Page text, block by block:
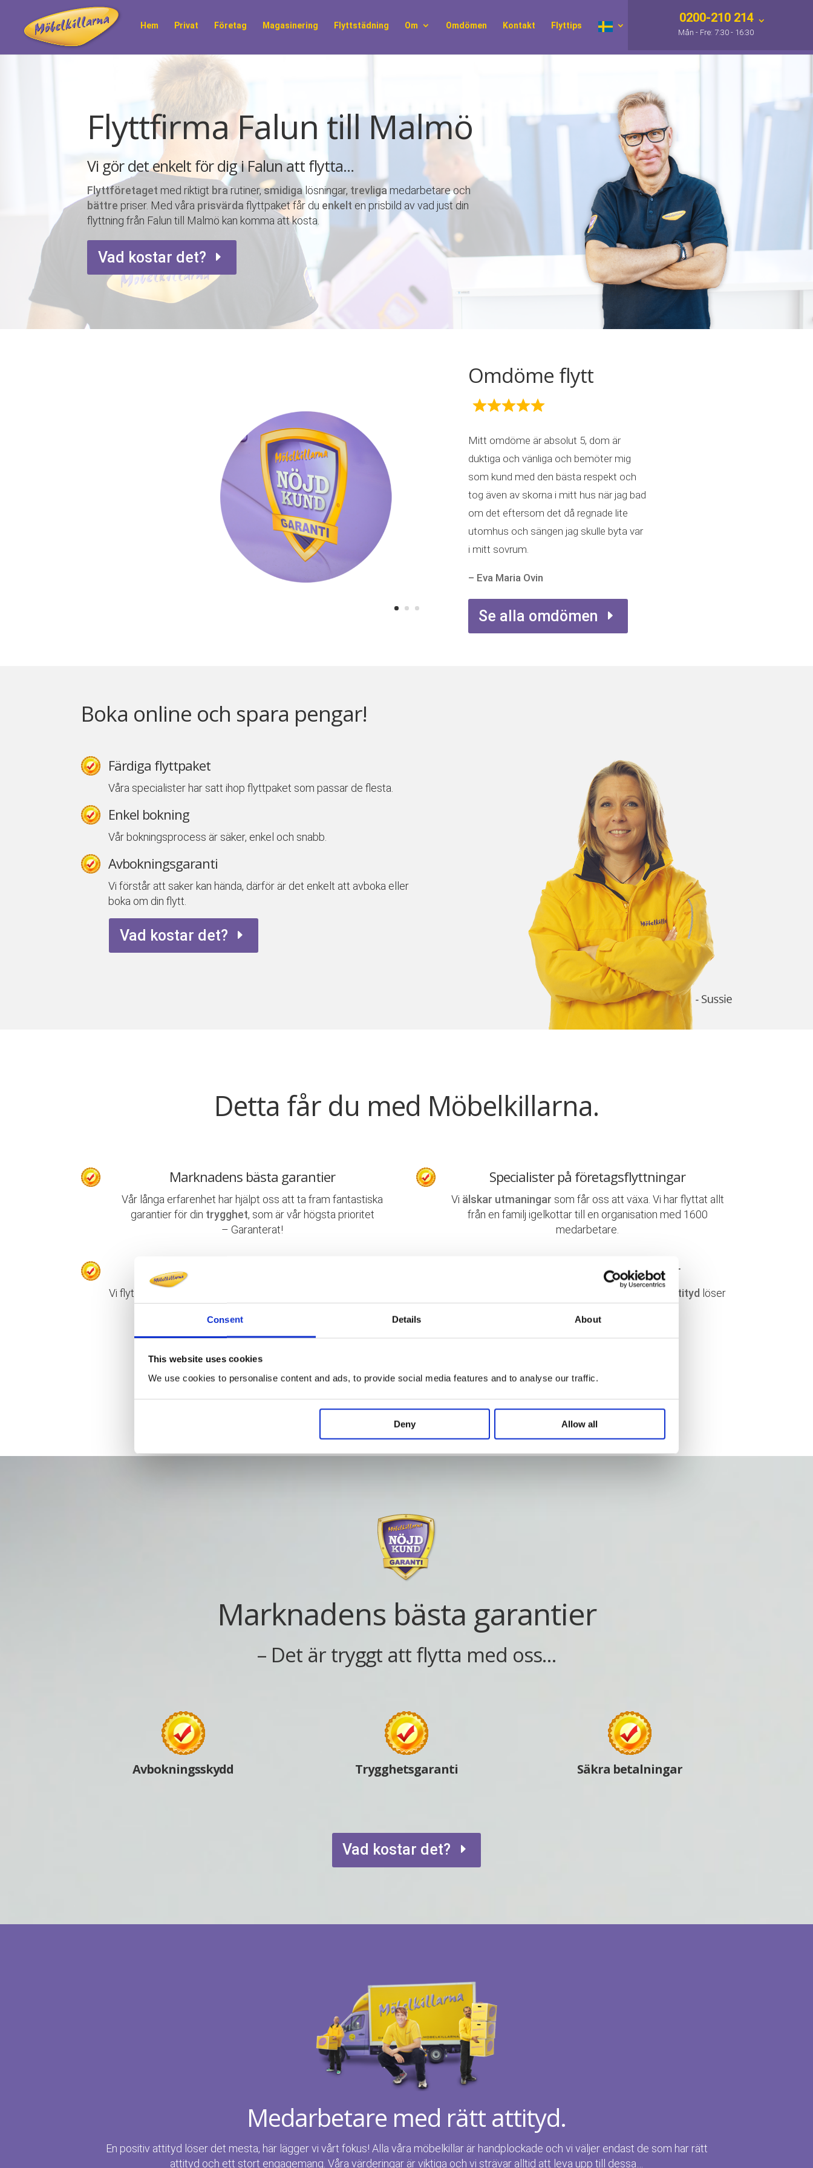
Consent Details About
This website uses cookies
We use cookies to personalise content and ads, to provide social media features and to analyse our traffic.
Deny Allow all
Hem Privat Företag Magasinering Flyttstädning Om Omdömen Kontakt
0200-210 214
Flyttips
Flyttfirma Falun till Malmö
Vi gör det enkelt för dig i Falun att flytta…
Flyttföretaget med riktigt brarutiner,smidiga lösningar, trevliga medarbetare och
bättre priser. Med våra prisvärdaflyttpaket får du enkelt en prisbild av vad just din
flyttning från Falun till Malmö kan komma att kosta.
Vad kostar det?
Omdöme flytt
Mitt omdöme är absolut 5, dom är
duktiga och vänliga och bemöter mig
som kund med den bästa respekt och
tog även av skorna i mitt hus när jag bad
om det eftersom det då regnade lite
utomhus och sängen jag skulle byta var
i mitt sovrum.
– Eva Maria Ovin
Se alla omdömen
Boka online och spara pengar!
Färdiga flyttpaket
Våra specialister har satt ihop flyttpaket som passar de flesta.
Enkel bokning
Vår bokningsprocess är säker, enkel och snabb.
Avbokningsgaranti
Vi förstår att saker kan hända, därför är det enkelt att avboka eller
boka om din flytt.
Vad kostar det?
Detta får du med Möbelkillarna.
Marknadens bästa garantier
Vår långa erfarenhet har hjälpt oss att ta fram fantastiska
garantier för din trygghet, som är vår högsta prioritet
– Garanterat!
Specialister på företagsflyttningar
Vi älskar utmaningar som får oss att växa. Vi har flyttat allt
från en familj igelkottar till en organisation med 1600
medarbetare.
Proffs på privata flyttingar
Vi flyttar allt från enstaka föremål till kompletta
Trevliga & engagerade flyttkillar
positiv attityd löser
Vad kostar det?
Marknadens bästa garantier
– Det är tryggt att flytta med oss…
Avbokningsskydd Trygghetsgaranti Säkra betalningar
Vad kostar det?
Medarbetare med rätt attityd.
En positiv attityd löser det mesta, här lägger vi vårt fokus! Alla våra möbelkillar är handplockade och vi väljer endast de som har rätt
attityd och ett stort engagemang. Våra värderingar är viktiga och vi strävar alltid att leva upp till dessa…